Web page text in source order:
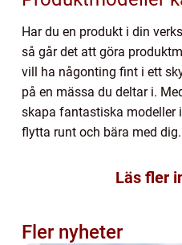
Har du en produkt i din
så går det att göra
vill ha någonting fint i ett
på en mässa du deltar i.
skapa fantastiska modeller
flytta runt och bära med dig.
Läs fler
Fler nyheter